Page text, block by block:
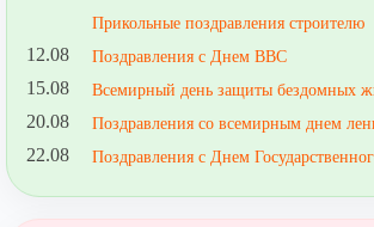
Прикольные поздравления строителю
12.08 Поздравления с Днем ВВС
15.08 Всемирный день защиты бездомных
20.08 Поздравления со всемирным днем
22.08 Поздравления с Днем